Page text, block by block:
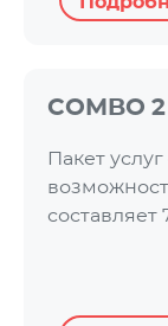
COMBO
Пакет